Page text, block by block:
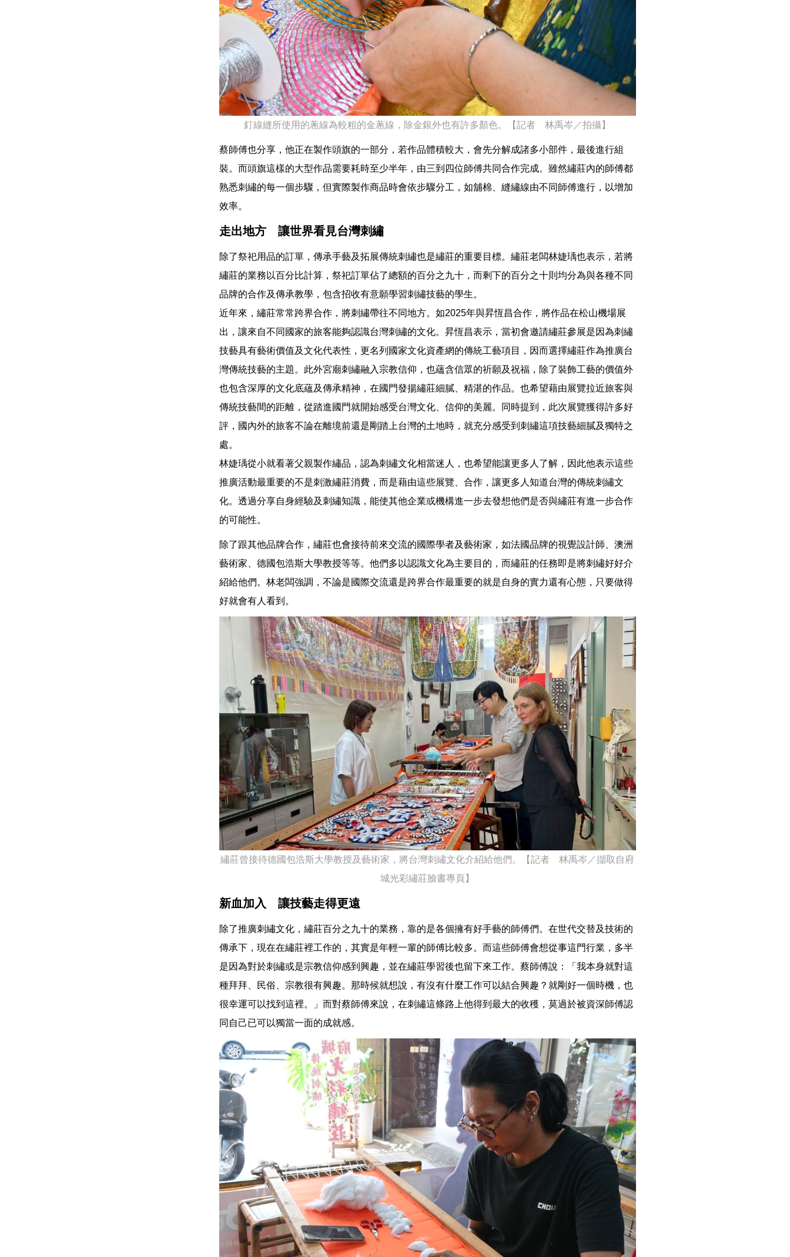
釘線縫所使用的蔥線為較粗的金蔥線，除金銀外也有許多顏色。【記者 林禹岑／拍攝】
蔡師傅也分享，他正在製作頭旗的一部分，若作品體積較大，會先分解成諸多小部件，最後進行組
裝。而頭旗這樣的大型作品需要耗時至少半年，由三到四位師傅共同合作完成。雖然繡莊內的師傅都
熟悉刺繡的每一個步驟，但實際製作商品時會依步驟分工，如舖棉、縫繡線由不同師傅進行，以增加
效率。
走出地方 讓世界看見台灣刺繡
除了祭祀用品的訂單，傳承手藝及拓展傳統刺繡也是繡莊的重要目標。繡莊老闆林婕瑀也表示，若將
繡莊的業務以百分比計算，祭祀訂單佔了總額的百分之九十，而剩下的百分之十則均分為與各種不同
品牌的合作及傳承教學，包含招收有意願學習刺繡技藝的學生。
近年來，繡莊常常跨界合作，將刺繡帶往不同地方。如2025年與昇恆昌合作，將作品在松山機場展
出，讓來自不同國家的旅客能夠認識台灣刺繡的文化。昇恆昌表示，當初會邀請繡莊參展是因為刺繡
技藝具有藝術價值及文化代表性，更名列國家文化資產網的傳統工藝項目，因而選擇繡莊作為推廣台
灣傳統技藝的主題。此外宮廟刺繡融入宗教信仰，也蘊含信眾的祈願及祝福，除了裝飾工藝的價值外
也包含深厚的文化底蘊及傳承精神，在國門發揚繡莊細膩、精湛的作品。也希望藉由展覽拉近旅客與
傳統技藝間的距離，從踏進國門就開始感受台灣文化、信仰的美麗。同時提到，此次展覽獲得許多好
評，國內外的旅客不論在離境前還是剛踏上台灣的土地時，就充分感受到刺繡這項技藝細膩及獨特之
處。
林婕瑀從小就看著父親製作繡品，認為刺繡文化相當迷人，也希望能讓更多人了解，因此他表示這些
推廣活動最重要的不是刺激繡莊消費，而是藉由這些展覽、合作，讓更多人知道台灣的傳統刺繡文
化。透過分享自身經驗及刺繡知識，能使其他企業或機構進一步去發想他們是否與繡莊有進一步合作
的可能性。
除了跟其他品牌合作，繡莊也會接待前來交流的國際學者及藝術家，如法國品牌的視覺設計師、澳洲
藝術家、德國包浩斯大學教授等等。他們多以認識文化為主要目的，而繡莊的任務即是將刺繡好好介
紹給他們。林老闆強調，不論是國際交流還是跨界合作最重要的就是自身的實力還有心態，只要做得
好就會有人看到。
繡莊曾接待德國包浩斯大學教授及藝術家，將台灣刺繡文化介紹給他們。【記者 林禹岑／擷取自府
城光彩繡莊臉書專頁】
新血加入 讓技藝走得更遠
除了推廣刺繡文化，繡莊百分之九十的業務，靠的是各個擁有好手藝的師傅們。在世代交替及技術的
傳承下，現在在繡莊裡工作的，其實是年輕一輩的師傅比較多。而這些師傅會想從事這門行業，多半
是因為對於刺繡或是宗教信仰感到興趣，並在繡莊學習後也留下來工作。蔡師傅說：「我本身就對這
種拜拜、民俗、宗教很有興趣。那時候就想說，有沒有什麼工作可以結合興趣？就剛好一個時機，也
很幸運可以找到這裡。」而對蔡師傅來說，在刺繡這條路上他得到最大的收穫，莫過於被資深師傅認
同自己已可以獨當一面的成就感。